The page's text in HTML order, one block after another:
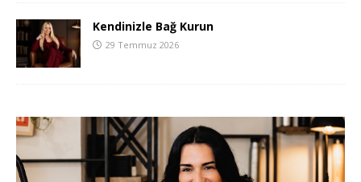
Kendinizle Bağ Kurun
29 Temmuz 2026